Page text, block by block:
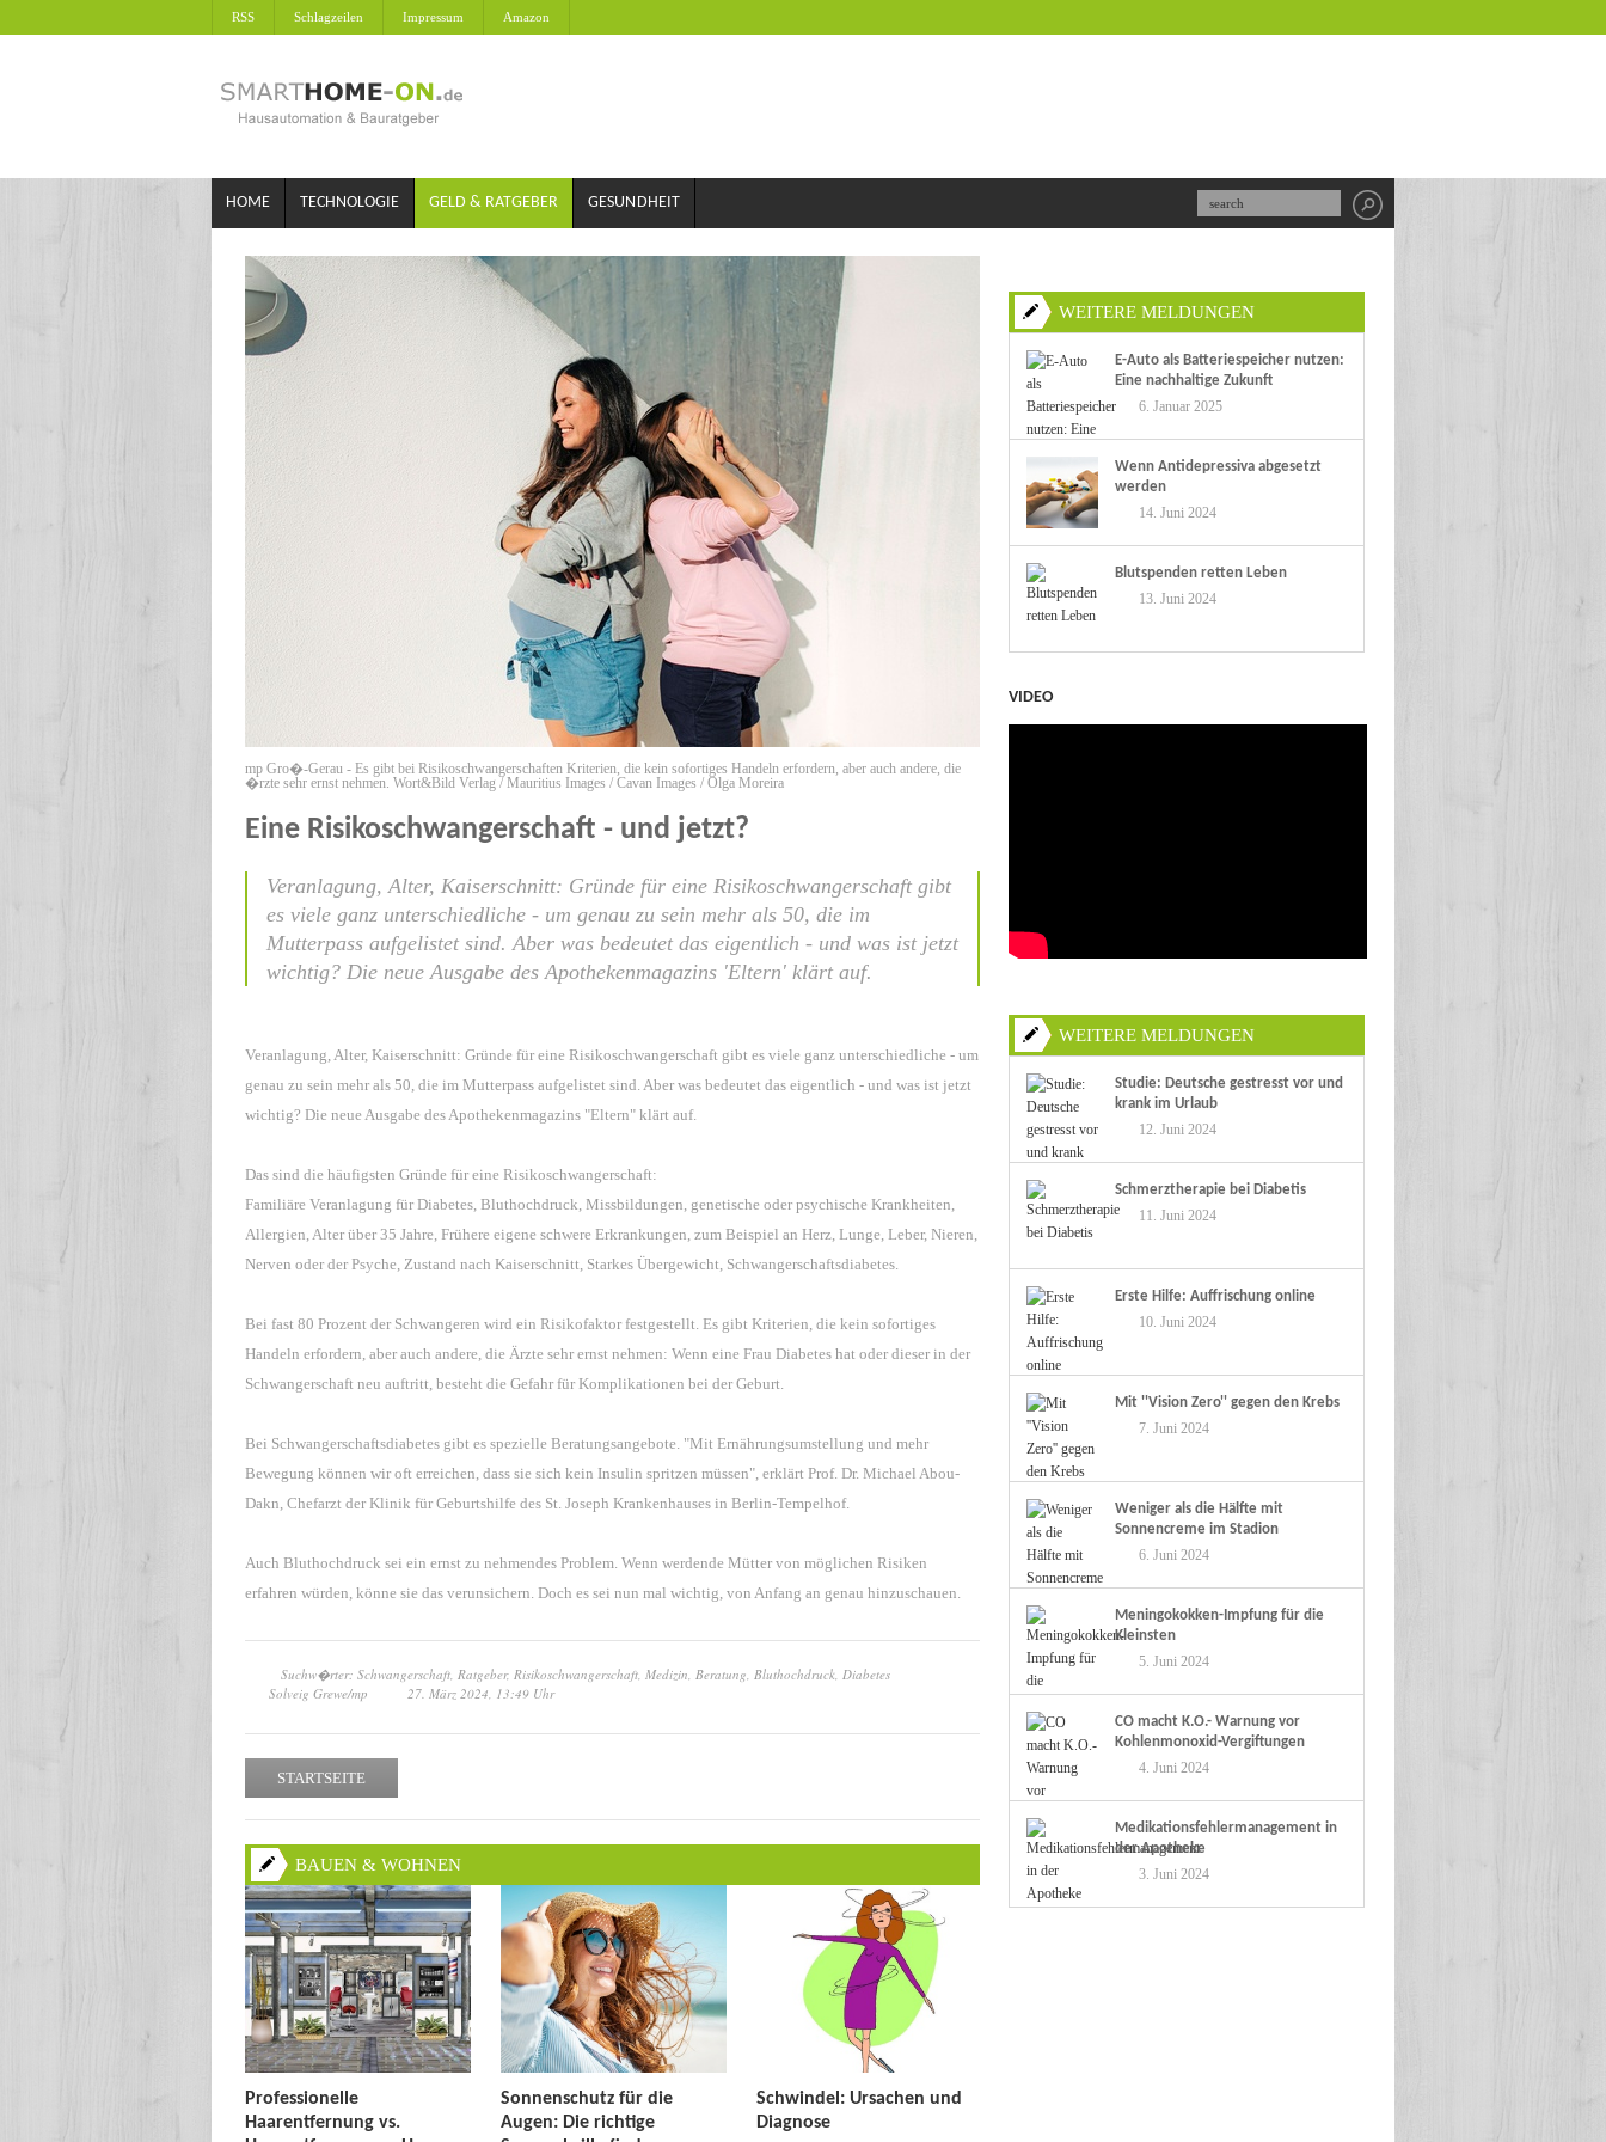
RSS Schlagzeilen Impressum Amazon
HOME TECHNOLOGIE GELD & RATGEBER GESUNDHEIT
mp Gro�-Gerau - Es gibt bei Risikoschwangerschaften Kriterien, die kein sofortiges Handeln erfordern, aber auch andere, die
�rzte sehr ernst nehmen. Wort&Bild Verlag / Mauritius Images / Cavan Images / Olga Moreira
Eine Risikoschwangerschaft - und jetzt?
Veranlagung, Alter, Kaiserschnitt: Gründe für eine Risikoschwangerschaft gibt
es viele ganz unterschiedliche - um genau zu sein mehr als 50, die im
Mutterpass aufgelistet sind. Aber was bedeutet das eigentlich - und was ist jetzt
wichtig? Die neue Ausgabe des Apothekenmagazins 'Eltern' klärt auf.
Veranlagung, Alter, Kaiserschnitt: Gründe für eine Risikoschwangerschaft gibt es viele ganz unterschiedliche - um
genau zu sein mehr als 50, die im Mutterpass aufgelistet sind. Aber was bedeutet das eigentlich - und was ist jetzt
wichtig? Die neue Ausgabe des Apothekenmagazins "Eltern" klärt auf.
Das sind die häufigsten Gründe für eine Risikoschwangerschaft:
Familiäre Veranlagung für Diabetes, Bluthochdruck, Missbildungen, genetische oder psychische Krankheiten,
Allergien, Alter über 35 Jahre, Frühere eigene schwere Erkrankungen, zum Beispiel an Herz, Lunge, Leber, Nieren,
Nerven oder der Psyche, Zustand nach Kaiserschnitt, Starkes Übergewicht, Schwangerschaftsdiabetes.
Bei fast 80 Prozent der Schwangeren wird ein Risikofaktor festgestellt. Es gibt Kriterien, die kein sofortiges
Handeln erfordern, aber auch andere, die Ärzte sehr ernst nehmen: Wenn eine Frau Diabetes hat oder dieser in der
Schwangerschaft neu auftritt, besteht die Gefahr für Komplikationen bei der Geburt.
Bei Schwangerschaftsdiabetes gibt es spezielle Beratungsangebote. "Mit Ernährungsumstellung und mehr
Bewegung können wir oft erreichen, dass sie sich kein Insulin spritzen müssen", erklärt Prof. Dr. Michael Abou-
Dakn, Chefarzt der Klinik für Geburtshilfe des St. Joseph Krankenhauses in Berlin-Tempelhof.
Auch Bluthochdruck sei ein ernst zu nehmendes Problem. Wenn werdende Mütter von möglichen Risiken
erfahren würden, könne sie das verunsichern. Doch es sei nun mal wichtig, von Anfang an genau hinzuschauen.
Suchw�rter: Schwangerschaft, Ratgeber, Risikoschwangerschaft, Medizin, Beratung, Bluthochdruck, Diabetes
Solveig Grewe/mp
27. März 2024, 13:49 Uhr
STARTSEITE
BAUEN & WOHNEN
Professionelle
Haarentfernung vs.
Sonnenschutz für die
Augen: Die richtige
Schwindel: Ursachen und
Diagnose
WEITERE MELDUNGEN
E-Auto als Batteriespeicher nutzen:
Eine nachhaltige Zukunft
6. Januar 2025
Wenn Antidepressiva abgesetzt
werden
14. Juni 2024
Blutspenden retten Leben
13. Juni 2024
VIDEO
WEITERE MELDUNGEN
Studie: Deutsche gestresst vor und
krank im Urlaub
12. Juni 2024
Schmerztherapie bei Diabetis
11. Juni 2024
Erste Hilfe: Auffrischung online
10. Juni 2024
Mit ''Vision Zero'' gegen den Krebs
7. Juni 2024
Weniger als die Hälfte mit
Sonnencreme im Stadion
6. Juni 2024
Meningokokken-Impfung für die
Kleinsten
5. Juni 2024
CO macht K.O.- Warnung vor
Kohlenmonoxid-Vergiftungen
4. Juni 2024
Medikationsfehlermanagement in
der Apotheke
3. Juni 2024